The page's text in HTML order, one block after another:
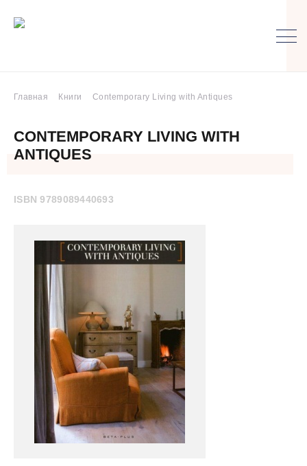
Главная Книги Contemporary Living with Antiques
CONTEMPORARY LIVING WITH
ANTIQUES
ISBN 9789089440693